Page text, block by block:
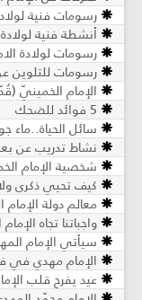
رسومات فنية
أنشطة فنية
رسومات لولادة
رسومات للتلوين
الإمام الخمينيّ
5 فوائد للضحك
سائل الحياة..ماء
نشاط تدريب عن
شخصية الإمام
كيف تحيي ذكرى
معالم دولة
واجباتنا تجاه
سيأتي الإمام
الإمام مهدي في
عيد يفرح قلب